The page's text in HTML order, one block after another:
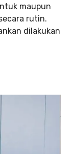
maupun
rutin.
dilakukan